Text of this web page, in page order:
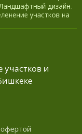
дизайн.
участков на
участков и